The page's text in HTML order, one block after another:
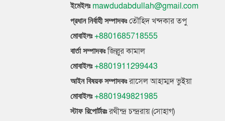
ইমেইলঃ mawdudabdullah@gmail.com
প্রধান নির্বাহী সম্পাদকঃতৌহিদ খন্দকার তপু
মোবাইলঃ +8801685718555
বার্তা সম্পাদকঃজিল্লুর কামাল
মোবাইলঃ +8801911299443
আইন বিষয়ক সম্পাদকঃরাসেল আহাম্মদ ভুইয়া
মোবাইলঃ +8801949821985
স্টাফ রিপোর্টারঃরথীন্দ্র চন্দ্ররায় (সোহাগ)